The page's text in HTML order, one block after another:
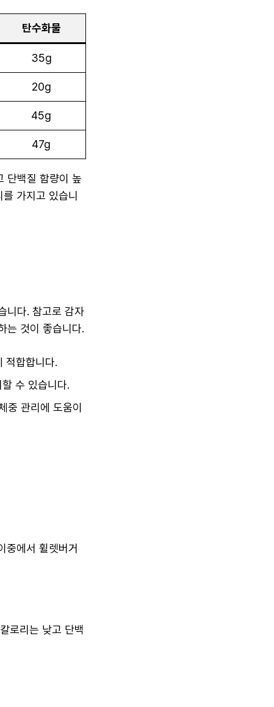
탄수화물
35g
20g
45g
47g
단백질 함량이 높
가지고 있습니
니다. 참고로 감자
는 것이 좋습니다.
적합합니다.
수 있습니다.
중 관리에 도움이
중에서 휠렛버거
로리는 낮고 단백